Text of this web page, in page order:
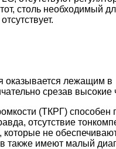
столь необходимый
оказывается лежащим в
срезав высокие
(ТКРГ) способен
отсутствие
которые не
также имеют малый